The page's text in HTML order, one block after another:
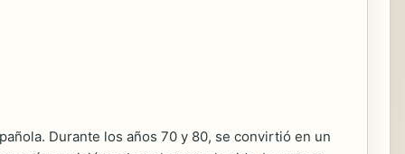
Durante los años 70 y 80, se convirtió en un